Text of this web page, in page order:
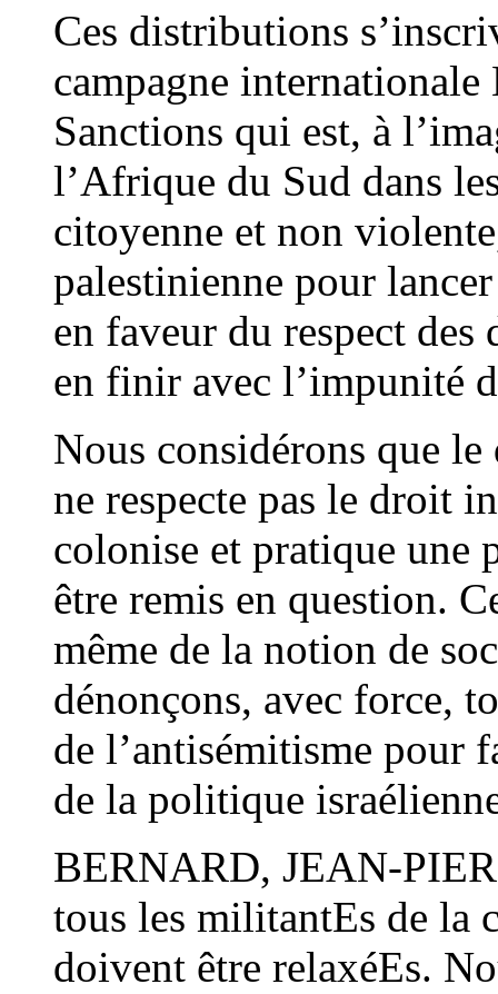
Ces distributions
campagne
Sanctions qui est, à
l’Afrique du Sud dans
citoyenne et non
palestinienne pour
en faveur du respect
en finir avec l’impunité
Nous considérons que
ne respecte pas le droit
colonise et pratique une
être remis en question.
même de la notion de
dénonçons, avec force,
de l’antisémitisme pour
de la politique
BERNARD, JEAN-
tous les militantEs de la
doivent être relaxéEs.